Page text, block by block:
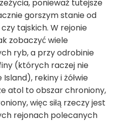
ponieważ tutejsze
gorszym stanie od
tajskich. W rejonie
zobaczyć wiele
ryb, a przy odrobinie
(których raczej nie
rekiny i żółwie
atol to obszar chroniony,
więc siłą rzeczy jest
rejonach polecanych